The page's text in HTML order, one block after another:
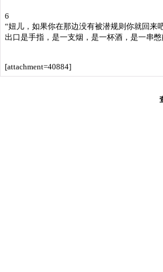
6
“妞儿，如果你在那边没有被潜规则你就回来
出口是手指，是一支烟，是一杯酒，是一串
[attachment=40884]